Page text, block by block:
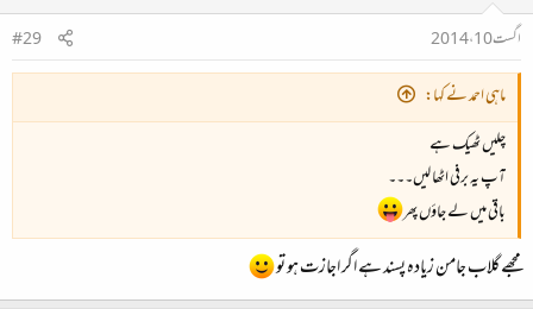
اگست 10، 2014
#29
ماہی احمد نے کہا:
چلیں ٹھیک ہے
آپ یہ برفی اٹھا لیں۔۔۔
باقی میں لے جاؤں پھر
مجھے گلاب جامن زیادہ پسند ہے اگر اجازت ہو تو